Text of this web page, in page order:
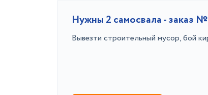
Нужны 2 самосвала - заказ №
Вывезти строительный мусор, бой